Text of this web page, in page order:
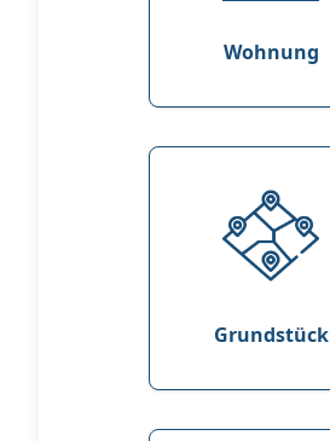
Wohnung
Grundstück